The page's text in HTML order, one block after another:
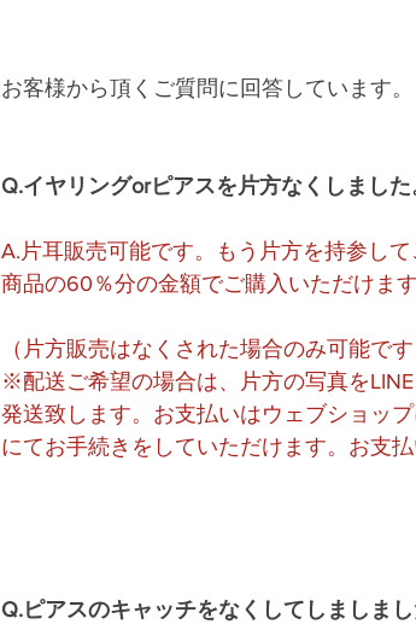
お客様から頂くご質問に回答しています。
Q.イヤリングorピアスを片方なくしまし
A.片耳販売可能です。もう片方を持参して
商品の60％分の金額でご購入いただけます
（片方販売はなくされた場合のみ可能です
※配送ご希望の場合は、片方の写真を
発送致します。お支払いはウェブショッ
にてお手続きをしていただけます。お支払
Q.ピアスのキャッチをなくしてしましま